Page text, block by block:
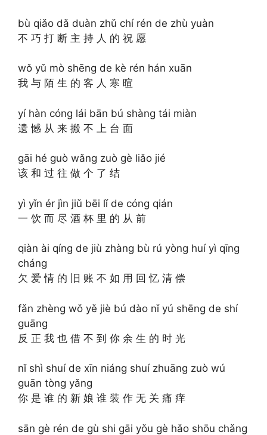
bù qiǎo dǎ duàn zhǔ chí rén de zhù yuàn
不 巧 打 断 主 持 人 的 祝 愿
wǒ yǔ mò shēng de kè rén hán xuān
我 与 陌 生 的 客 人 寒 暄
yí hàn cóng lái bān bú shàng tái miàn
遗 憾 从 来 搬 不 上 台 面
gāi hé guò wǎng zuò gè liǎo jié
该 和 过 往 做 个 了 结
yì yǐn ér jìn jiǔ bēi lǐ de cóng qián
一 饮 而 尽 酒 杯 里 的 从 前
qiàn ài qíng de jiù zhàng bù rú yòng huí yì qīng
cháng
欠 爱 情 的 旧 账 不 如 用 回 忆 清 偿
fǎn zhèng wǒ yě jiè bú dào nǐ yú shēng de shí
guāng
反 正 我 也 借 不 到 你 余 生 的 时 光
nǐ shì shuí de xīn niáng shuí zhuāng zuò wú
guān tòng yǎng
你 是 谁 的 新 娘 谁 装 作 无 关 痛 痒
sān gè rén de gù shi gāi yǒu gè hǎo shōu chǎng